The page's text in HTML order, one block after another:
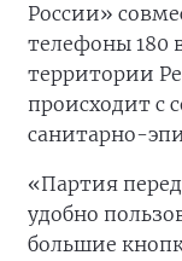
России»
телефоны
территории
происходит с
санитарно-
«Партия
удобно
большие